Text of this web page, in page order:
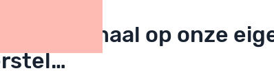
zijn allemaal op onze